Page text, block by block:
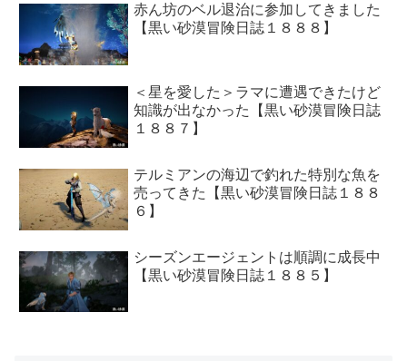
赤ん坊のベル退治に参加してきました
【黒い砂漠冒険日誌１８８８】
＜星を愛した＞ラマに遭遇できたけど
知識が出なかった【黒い砂漠冒険日誌
１８８７】
テルミアンの海辺で釣れた特別な魚を
売ってきた【黒い砂漠冒険日誌１８８
６】
シーズンエージェントは順調に成長中
【黒い砂漠冒険日誌１８８５】